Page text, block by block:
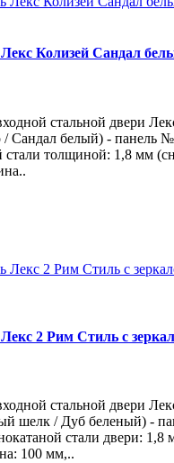
Колизей Сандал
стальной двери
/ Сандал белый) - панель
стали толщиной: 1,8 мм
2 Рим Стиль с
стальной двери
шелк / Дуб беленый) -
стали двери: 1,8
100 мм,..